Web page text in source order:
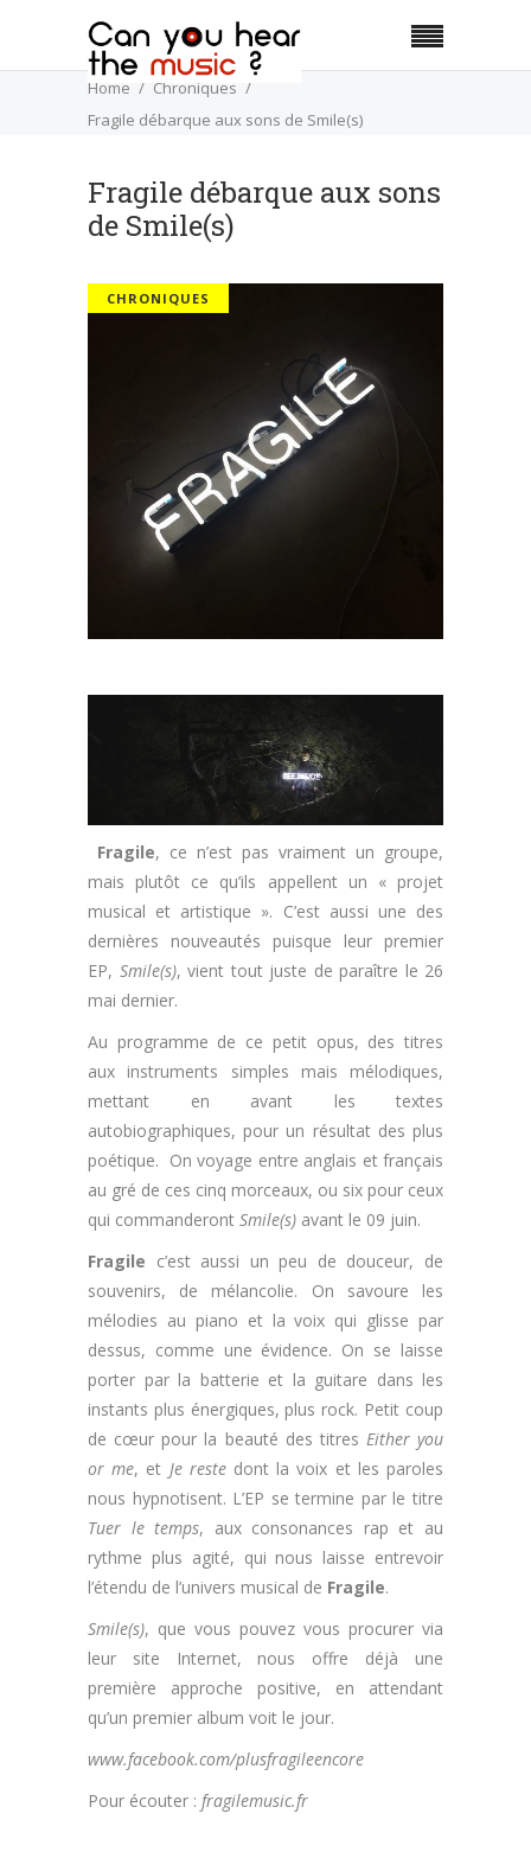
Home
Chroniques
Fragile débarque aux sons de Smile(s)
Fragile débarque aux sons
de Smile(s)
CHRONIQUES
Fragile, ce n’est pas vraiment un groupe,
mais plutôt ce qu’ils appellent un « projet
musical et artistique ». C’est aussi une des
dernières nouveautés puisque leur premier
EP, Smile(s), vient tout juste de paraître le 26
mai dernier.
Au programme de ce petit opus, des titres
aux instruments simples mais mélodiques,
mettant en avant les textes
autobiographiques, pour un résultat des plus
poétique. On voyage entre anglais et français
au gré de ces cinq morceaux, ou six pour ceux
qui commanderont Smile(s) avant le 09 juin.
Fragile c’est aussi un peu de douceur, de
souvenirs, de mélancolie. On savoure les
mélodies au piano et la voix qui glisse par
dessus, comme une évidence. On se laisse
porter par la batterie et la guitare dans les
instants plus énergiques, plus rock. Petit coup
de cœur pour la beauté des titres Either you
or me, et Je restedont la voix et les paroles
nous hypnotisent. L’EP se termine par le titre
Tuer le temps, aux consonances rap et au
rythme plus agité, qui nous laisse entrevoir
l’étendu de l’univers musical de Fragile.
Smile(s), que vous pouvez vous procurer via
leur site Internet, nous offre déjà une
première approche positive, en attendant
qu’un premier album voit le jour.
www.facebook.com/plusfragileencore
Pour écouter : fragilemusic.fr